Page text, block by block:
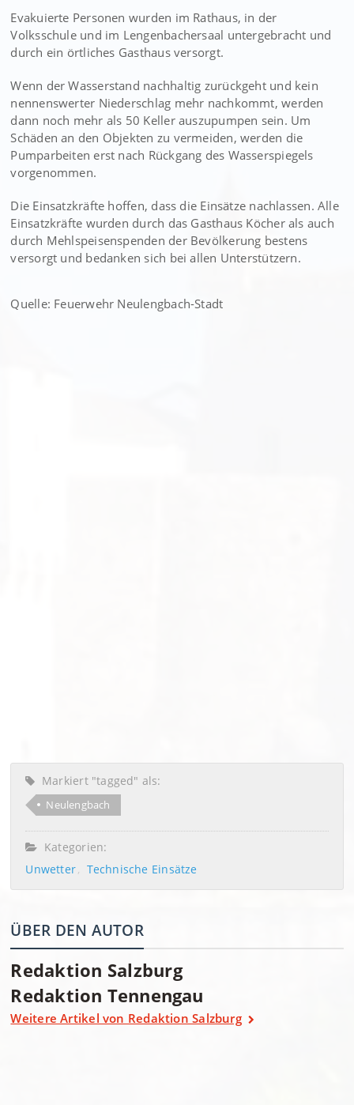
Evakuierte Personen wurden im Rathaus, in der
Volksschule und im Lengenbachersaal untergebracht und
durch ein örtliches Gasthaus versorgt.
Wenn der Wasserstand nachhaltig zurückgeht und kein
nennenswerter Niederschlag mehr nachkommt, werden
dann noch mehr als 50 Keller auszupumpen sein. Um
Schäden an den Objekten zu vermeiden, werden die
Pumparbeiten erst nach Rückgang des Wasserspiegels
vorgenommen.
Die Einsatzkräfte hoffen, dass die Einsätze nachlassen. Alle
Einsatzkräfte wurden durch das Gasthaus Köcher als auch
durch Mehlspeisenspenden der Bevölkerung bestens
versorgt und bedanken sich bei allen Unterstützern.
Quelle: Feuerwehr Neulengbach-Stadt
Markiert "tagged" als:
Neulengbach
Kategorien:
Unwetter
Technische Einsätze
ÜBER DEN AUTOR
Redaktion Salzburg
Redaktion Tennengau
Weitere Artikel von Redaktion Salzburg